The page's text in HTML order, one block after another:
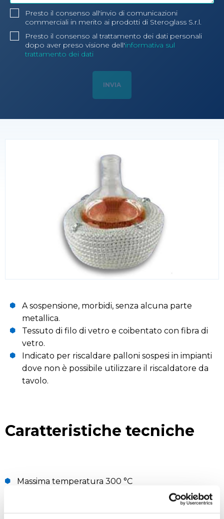
Presto il consenso all'invio di comunicazioni
commerciali in merito ai prodotti di Steroglass S.r.l.
Presto il consenso al trattamento dei dati personali
dopo aver preso visione dell'informativa sul
trattamento dei dati
A sospensione, morbidi, senza alcuna parte
metallica.
Tessuto di filo di vetro e coibentato con fibra di
vetro.
Indicato per riscaldare palloni sospesi in impianti
dove non è possibile utilizzare il riscaldatore da
tavolo.
Caratteristiche tecniche
Massima temperatura 300 °C